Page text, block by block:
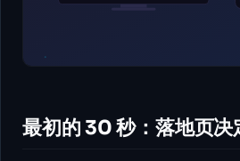
最初的 30 秒：落地页决